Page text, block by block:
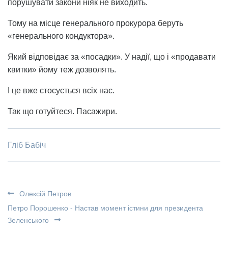
порушувати закони ніяк не виходить.
Тому на місце генерального прокурора беруть
«генерального кондуктора».
Який відповідає за «посадки». У надії, що і «продавати
квитки» йому теж дозволять.
І це вже стосується всіх нас.
Так що готуйтеся. Пасажири.
Гліб Бабіч
Олексій Петров
Петро Порошенко - Настав момент істини для президента
Зеленського